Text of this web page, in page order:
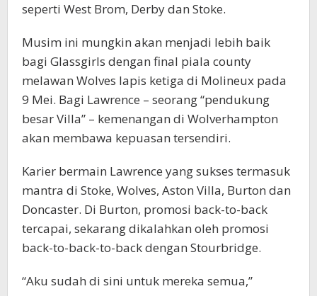
seperti West Brom, Derby dan Stoke.
Musim ini mungkin akan menjadi lebih baik
bagi Glassgirls dengan final piala county
melawan Wolves lapis ketiga di Molineux pada
9 Mei. Bagi Lawrence – seorang “pendukung
besar Villa” – kemenangan di Wolverhampton
akan membawa kepuasan tersendiri.
Karier bermain Lawrence yang sukses termasuk
mantra di Stoke, Wolves, Aston Villa, Burton dan
Doncaster. Di Burton, promosi back-to-back
tercapai, sekarang dikalahkan oleh promosi
back-to-back-to-back dengan Stourbridge.
“Aku sudah di sini untuk mereka semua,”